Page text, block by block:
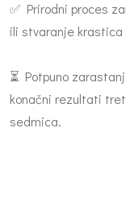
✅ Prirodni proces
ili stvaranje krastica
⏳ Potpuno
konačni rezultati
sedmica.